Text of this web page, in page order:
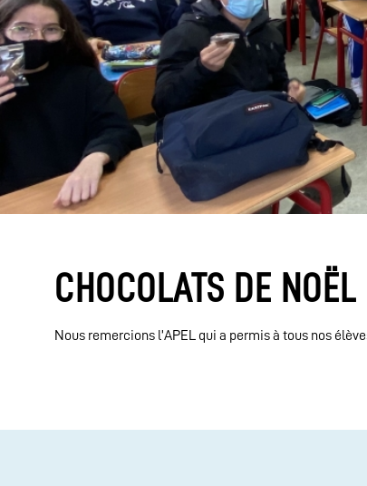
CHOCOLATS DE NOËL
Nous remercions l’APEL qui a permis à tous nos